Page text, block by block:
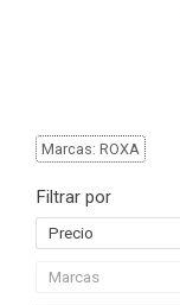
Marcas: ROXA
Filtrar por
Precio
Marcas